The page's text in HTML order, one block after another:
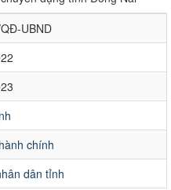
UBND
chính
dân tỉnh